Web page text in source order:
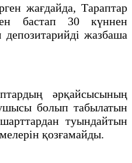
жағдайда, Тараптар
бастап 30 күннен
жазбаша
әрқайсысының
болып табылатын
туындайтын
қозғамайды.